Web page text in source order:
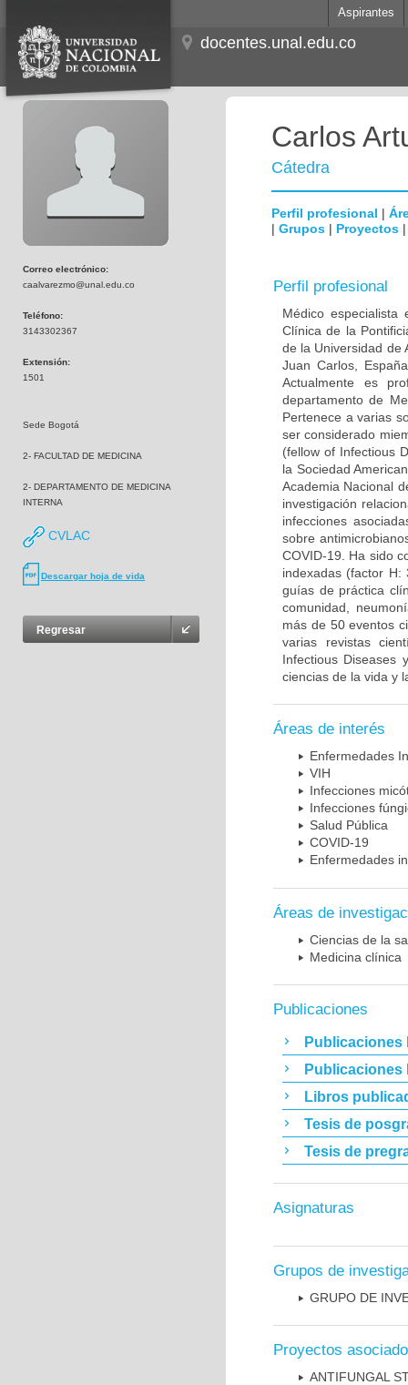
Aspirantes
docentes.unal.edu.co
Correo electrónico:
caalvarezmo@unal.edu.co
Teléfono:
3143302367
Extensión:
1501
Sede Bogotá
2- FACULTAD DE MEDICINA
2- DEPARTAMENTO DE MEDICINA
INTERNA
CVLAC
Descargar hoja de vida
Regresar
Carlos
Cátedra
Perfil profesional |
| Grupos | Proyectos
Perfil profesional
Médico especialista
Clínica de la
de la Universidad de
Juan Carlos,
Actualmente es
departamento de
Pertenece a varias
ser considerado
(fellow of Infectious
la Sociedad
Academia Nacional
investigación
infecciones
sobre
COVID-19. Ha sido
indexadas (factor
guías de práctica
comunidad,
más de 50 eventos
varias revistas
Infectious Diseases
ciencias de la vida y
Áreas de interés
Enfermedades
VIH
Infecciones
Infecciones
Salud Pública
COVID-19
Enfermedades
Áreas de
Ciencias de la
Medicina clínica
Publicaciones
Publicaciones
Publicaciones
Libros
Tesis de
Tesis de
Asignaturas
Grupos de
GRUPO DE
Proyectos
ANTIFUNGAL